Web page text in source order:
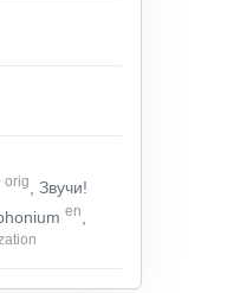
orig
, Звучи!
en